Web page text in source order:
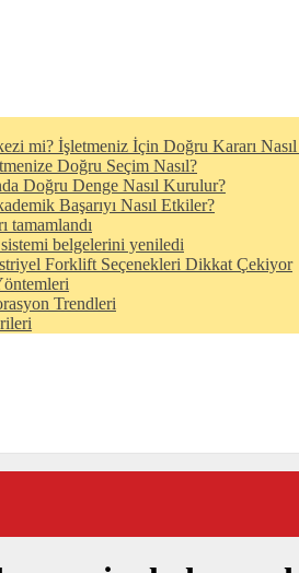
mi? İşletmeniz İçin Doğru Kararı Nasıl
Doğru Seçim Nasıl?
Doğru Denge Nasıl Kurulur?
Başarıyı Nasıl Etkiler?
tamamlandı
belgelerini yeniledi
Forklift Seçenekleri Dikkat Çekiyor
Trendleri